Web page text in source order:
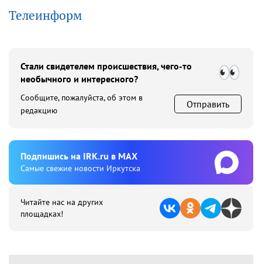
Телеинформ
Стали свидетелем происшествия, чего-то
необычного и интересного?
Сообщите, пожалуйста, об этом в
редакцию
Отправить
Подпишиcь на IRK.ru в MAX
Cамые свежие новости Иркутска
Читайте нас на других
площадках!